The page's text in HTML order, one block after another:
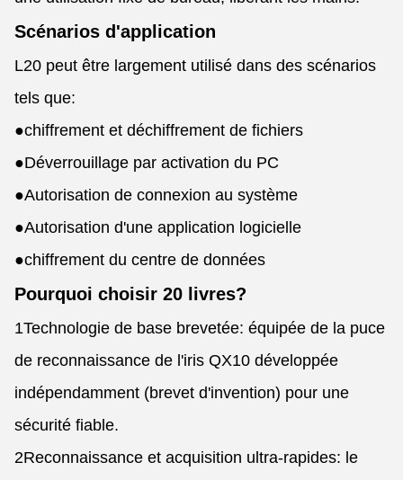
Scénarios d'application
L20 peut être largement utilisé dans des scénarios
tels que:
●chiffrement et déchiffrement de fichiers
●Déverrouillage par activation du PC
●Autorisation de connexion au système
●Autorisation d'une application logicielle
●chiffrement du centre de données
Pourquoi choisir 20 livres?
1Technologie de base brevetée: équipée de la puce
de reconnaissance de l'iris QX10 développée
indépendamment (brevet d'invention) pour une
sécurité fiable.
2Reconnaissance et acquisition ultra-rapides: le